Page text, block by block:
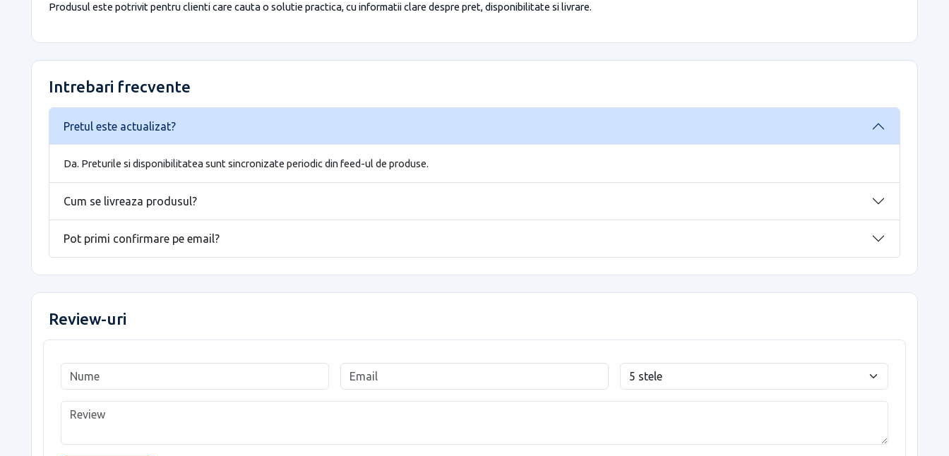
Produsul este potrivit pentru clienti care cauta o solutie practica, cu informatii clare despre pret, disponibilitate si livrare.
Intrebari frecvente
Pretul este actualizat?
Da. Preturile si disponibilitatea sunt sincronizate periodic din feed-ul de produse.
Cum se livreaza produsul?
Pot primi confirmare pe email?
Review-uri